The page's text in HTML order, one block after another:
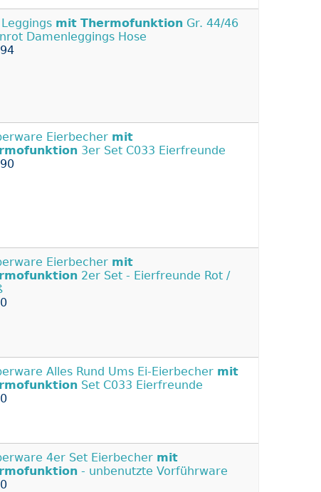
mit Thermofunktion Gr. 44/46
Damenleggings Hose
Eierbecher mit
3er Set C033 Eierfreunde
Eierbecher mit
2er Set - Eierfreunde Rot /
Alles Rund Ums Ei-Eierbecher mit
Set C033 Eierfreunde
4er Set Eierbecher mit
- unbenutzte Vorführware